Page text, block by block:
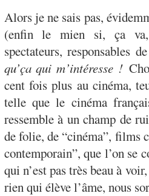
Alors je ne sais pas,
(enfin le mien si, ça
spectateurs, responsables
qu’ça qui m’intéresse !
cent fois plus au cinéma,
telle que le cinéma
ressemble à un champ de
de folie, de “cinéma”, films
contemporain”, que l’on se
qui n’est pas très beau à
rien qui élève l’âme, nous